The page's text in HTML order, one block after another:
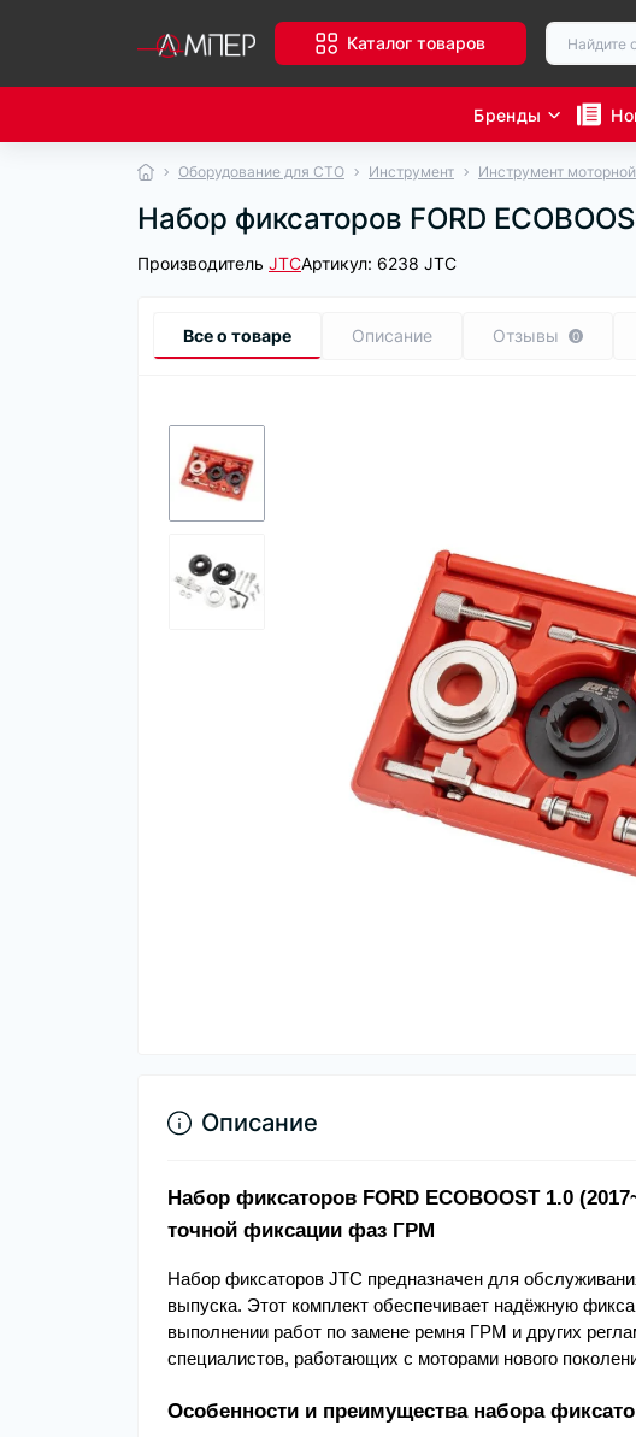
Каталог товаров
Бренды
Оборудование для СТО Инструмент Инструмент
Набор фиксаторов FORD
Производитель JTCАртикул: 6238 JTC
Все о товаре Описание Отзывы 0
Описание
Набор фиксаторов FORD ECOBOOST 1.0
точной фиксации фаз ГРМ
Набор фиксаторов JTC предназначен для
выпуска. Этот комплект обеспечивает надёжную
выполнении работ по замене ремня ГРМ и других
специалистов, работающих с моторами нового
Особенности и преимущества набора